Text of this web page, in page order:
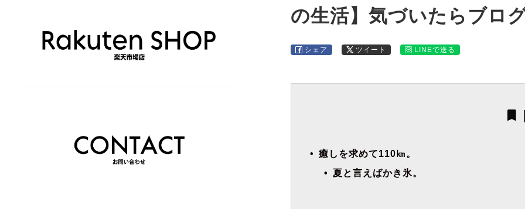
の生活】気づいたらブロ
シェア ツイート LINEで送る
癒しを求めて110㎞。
夏と言えばかき氷。